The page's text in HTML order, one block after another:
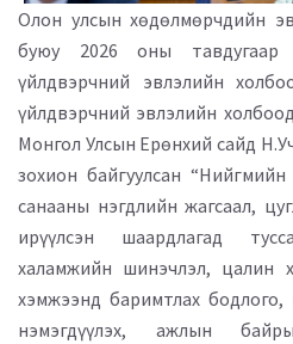
Олон улсын хөдөлмөрчдийн
буюу 2026 оны
үйлдвэрчний эвлэлийн
үйлдвэрчний эвлэлийн
Монгол Улсын Ерөнхий сайд
зохион байгуулсан
санааны нэгдлийн жагсаал,
ирүүлсэн шаардлагад
халамжийн шинэчлэл, цалин
хэмжээнд баримтлах
нэмэгдүүлэх, ажлын